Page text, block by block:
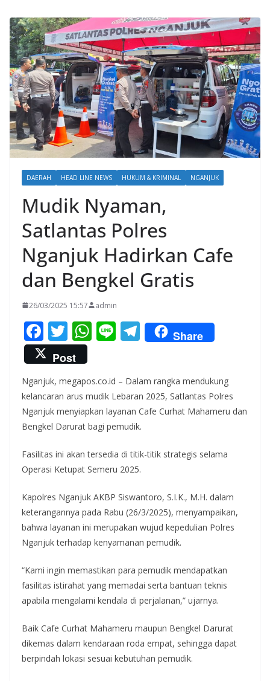
DAERAH HEAD LINE NEWS HUKUM & KRIMINAL NGANJUK
Mudik Nyaman,
Satlantas Polres
Nganjuk Hadirkan Cafe
dan Bengkel Gratis
26/03/2025 15:57 admin
F
ac
e
b
o
o
k
T
w
itt
er
W
s
A
p
p
Li T
el
gr
a
m
Share
Post
Nganjuk, megapos.co.id – Dalam rangka mendukung
kelancaran arus mudik Lebaran 2025, Satlantas Polres
Nganjuk menyiapkan layanan Cafe Curhat Mahameru dan
Bengkel Darurat bagi pemudik.
Fasilitas ini akan tersedia di titik-titik strategis selama
Operasi Ketupat Semeru 2025.
Kapolres Nganjuk AKBP Siswantoro, S.I.K., M.H. dalam
keterangannya pada Rabu (26/3/2025), menyampaikan,
bahwa layanan ini merupakan wujud kepedulian Polres
Nganjuk terhadap kenyamanan pemudik.
“Kami ingin memastikan para pemudik mendapatkan
fasilitas istirahat yang memadai serta bantuan teknis
apabila mengalami kendala di perjalanan,” ujarnya.
Baik Cafe Curhat Mahameru maupun Bengkel Darurat
dikemas dalam kendaraan roda empat, sehingga dapat
berpindah lokasi sesuai kebutuhan pemudik.